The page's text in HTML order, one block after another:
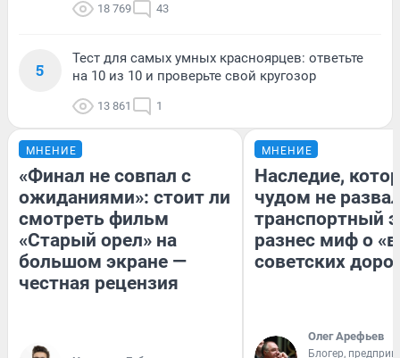
18 769 43
5
Тест для самых умных красноярцев: ответьте
на 10 из 10 и проверьте свой кругозор
13 861 1
МНЕНИЕ
«Финал не совпал с
ожиданиями»: стоит ли
смотреть фильм
«Старый орел» на
большом экране —
честная рецензия
МНЕНИЕ
Наследие,
чудом не
транспортный
разнес миф о
советских
Олег Арефьев
Блогер,